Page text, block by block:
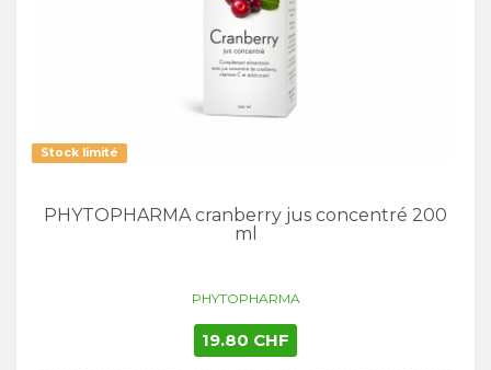
Stock limité
PHYTOPHARMA cranberry jus concentré 200
ml
PHYTOPHARMA
19.80 CHF